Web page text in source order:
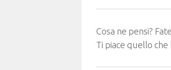
Cosa ne pensi?
Ti piace quello